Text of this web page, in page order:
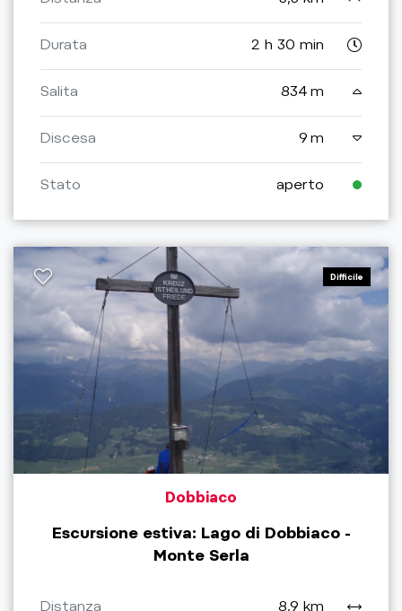
Durata 2 h 30 min
Salita 834 m
Discesa 9 m
Stato aperto
Difficile
Dobbiaco
Escursione estiva: Lago di Dobbiaco -
Monte Serla
Distanza 8,9 km